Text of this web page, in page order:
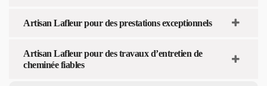
Artisan Lafleur pour des prestations exceptionnels
Artisan Lafleur pour des travaux d’entretien de
cheminée fiables